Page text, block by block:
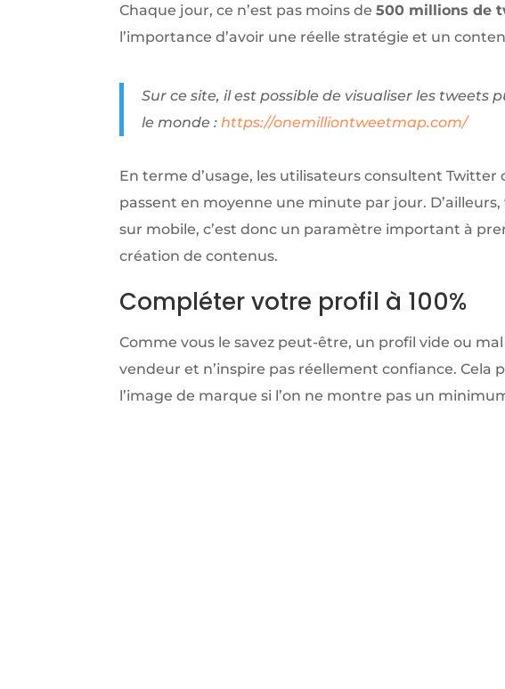
Chaque jour, ce n’est pas moins de500 millions de
l’importance d’avoir une réelle stratégie et un
Sur ce site, il est possible de visualiser les tweets
le monde : https://onemilliontweetmap.com/
En terme d’usage, les utilisateurs consultent Twitter
passent en moyenne une minute par jour. D’ailleurs,
sur mobile, c’est donc un paramètre important à
création de contenus.
Compléter votre profil à 100%
Comme vous le savez peut-être, un profil vide ou
vendeur et n’inspire pas réellement confiance.
l’image de marque si l’on ne montre pas un